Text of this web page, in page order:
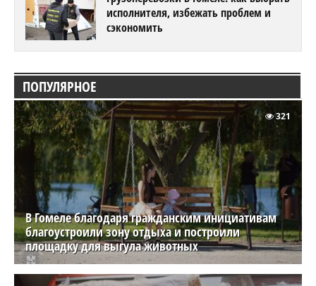
Днем отдыхали, а ночью добывали.
Гомельчанин вовлек в браконьерскую схему
несовершеннолетних
За неделю жители Гомельщины отдали
мошенникам более 135 тыс. рублей